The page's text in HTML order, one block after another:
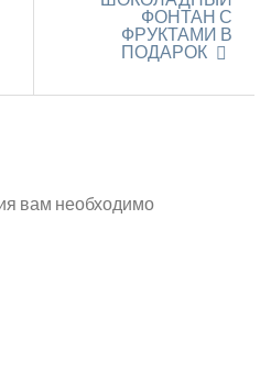
ФОНТАН С
ФРУКТАМИ В
ПОДАРОК
вам необходимо